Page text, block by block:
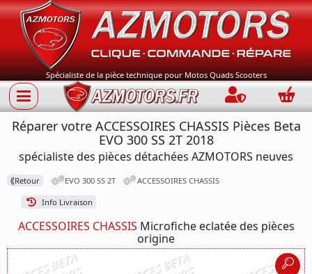
Spécialiste de la pièce technique pour Motos Quads Scooters
Connection
Réparer votre ACCESSOIRES CHASSIS Pièces Beta
EVO 300 SS 2T 2018
spécialiste des pièces détachées AZMOTORS neuves
⟪Retour EVO 300 SS 2T ACCESSOIRES CHASSIS
Info Livraison
ACCESSOIRES CHASSIS Microfiche eclatée des pièces
origine